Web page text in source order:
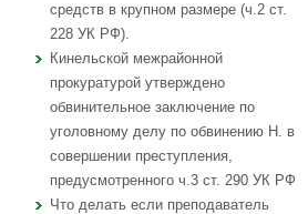
средств в крупном размере (ч.2 ст.
228 УК РФ).
Кинельской межрайонной
прокуратурой утверждено
обвинительное заключение по
уголовному делу по обвинению Н. в
совершении преступления,
предусмотренного ч.3 ст. 290 УК РФ
Что делать если преподаватель